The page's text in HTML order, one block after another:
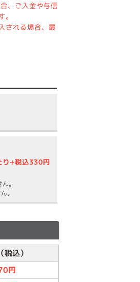
、ご入金や与信
される場合、最
り+税込330円
。
。
税込）
円